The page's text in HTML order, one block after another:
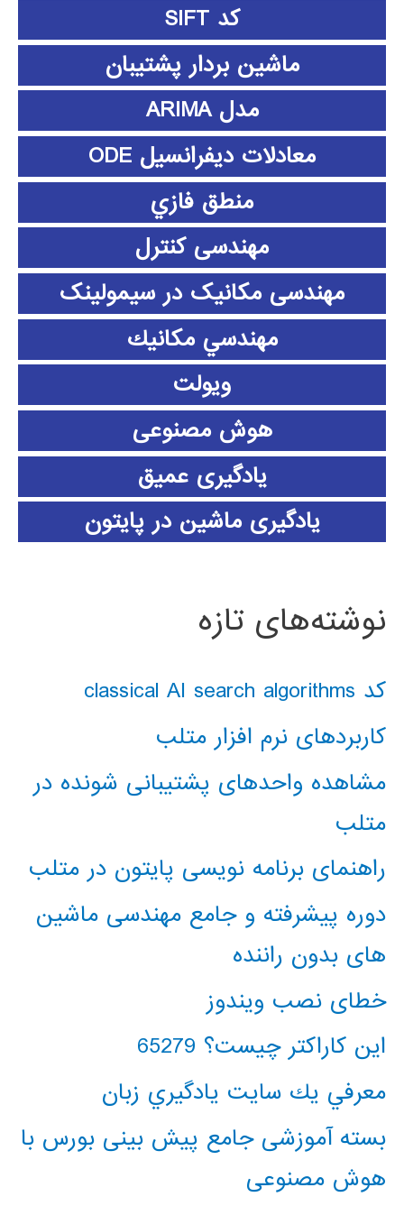
کد SIFT
ماشین بردار پشتیبان
مدل ARIMA
معادلات دیفرانسیل ODE
منطق فازي
مهندسی کنترل
مهندسی مکانیک در سیمولینک
مهندسي مكانيك
ویولت
هوش مصنوعی
یادگیری عمیق
یادگیری ماشین در پایتون
نوشته‌های تازه
کد classical AI search algorithms
کاربردهای نرم افزار متلب
مشاهده واحدهای پشتیبانی شونده در
متلب
راهنمای برنامه نویسی پایتون در متلب
دوره پیشرفته و جامع مهندسی ماشین
های بدون راننده
خطای نصب ویندوز
این کاراکتر چیست؟ 65279
معرفي يك سايت يادگيري زبان
بسته آموزشی جامع پیش بینی بورس با
هوش مصنوعی